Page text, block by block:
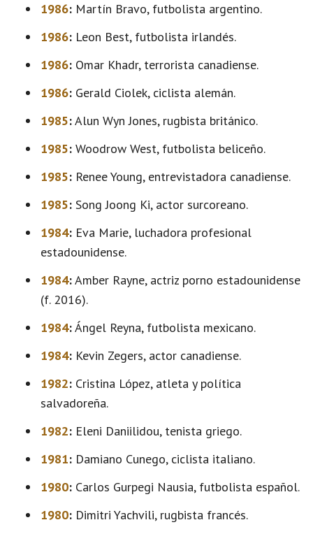
1986: Martín Bravo, futbolista argentino.
1986: Leon Best, futbolista irlandés.
1986: Omar Khadr, terrorista canadiense.
1986: Gerald Ciolek, ciclista alemán.
1985:Alun Wyn Jones, rugbista británico.
1985: Woodrow West, futbolista beliceño.
1985: Renee Young, entrevistadora canadiense.
1985: Song Joong Ki, actor surcoreano.
1984: Eva Marie, luchadora profesional
estadounidense.
1984:Amber Rayne, actriz porno estadounidense
(f. 2016).
1984:Ángel Reyna, futbolista mexicano.
1984: Kevin Zegers, actor canadiense.
1982: Cristina López, atleta y política
salvadoreña.
1982: Eleni Daniilidou, tenista griego.
1981: Damiano Cunego, ciclista italiano.
1980: Carlos Gurpegi Nausia, futbolista español.
1980: Dimitri Yachvili, rugbista francés.